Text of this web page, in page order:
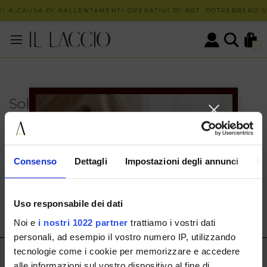
Consenso Dettagli Impostazioni degli annunci
Uso responsabile dei dati
Noi e i nostri 1022 partner trattiamo i vostri dati
personali, ad esempio il vostro numero IP, utilizzando
tecnologie come i cookie per memorizzare e accedere
A CAUSA DI RALLENTAMENTI OPERATIVI DI BRT, POTREBBERO
0
Solo in negozio
PUOI TROVARE QUESTO ARTICOLO SOLO PRESSO I
NOSTRI PUNTI VENDITA:
customerservice@illaccio.it
IL LACCIO